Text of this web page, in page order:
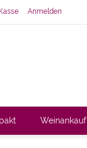
Anmelden
Weinankauf